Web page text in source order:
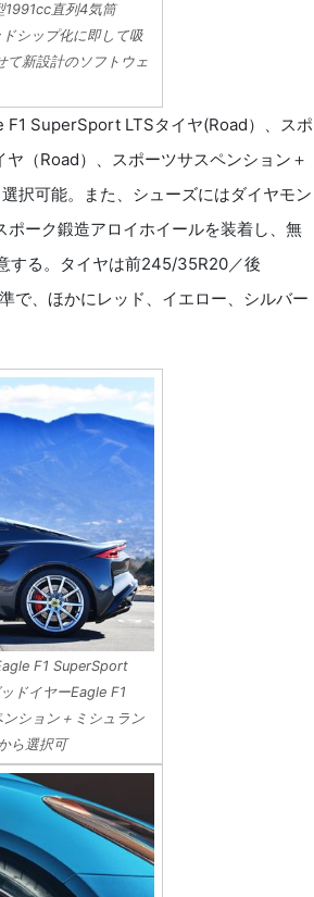
直列4気筒
シップ化に即して吸
て新設計のソフトウェ
SuperSport LTSタイヤ(Road）、スポ
（Road）、スポーツサスペンション＋
択可能。また、シューズにはダイヤモン
ーク鍛造アロイホイールを装着し、無
する。タイヤは前245/35R20／後
で、ほかにレッド、イエロー、シルバー
F1 SuperSport
ドイヤーEagle F1
ション＋ミシュラン
ら選択可